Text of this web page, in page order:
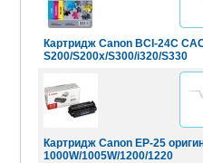
Картридж Canon BCI-24C
S200/S200x/S300/i320/S330
Картридж Canon EP-25
1000W/1005W/1200/1220